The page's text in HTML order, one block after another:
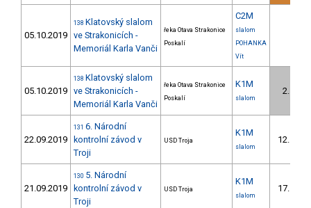
05.10.2019
138 Klatovský slalom
ve Strakonicích -
Memoriál Karla Vanči
řeka Otava Strakonice
Poskalí
C2M
slalom
POHANKA
Vít
05.10.2019
138 Klatovský slalom
ve Strakonicích -
Memoriál Karla Vanči
řeka Otava Strakonice
Poskalí
K1M
slalom
2.
22.09.2019
131 6. Národní
kontrolní závod v
Troji
USD Troja
K1M
slalom
12.
21.09.2019
130 5. Národní
kontrolní závod v
Troji
USD Troja
K1M
slalom
17.